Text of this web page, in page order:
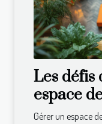
Les défis
espace
Gérer un espace